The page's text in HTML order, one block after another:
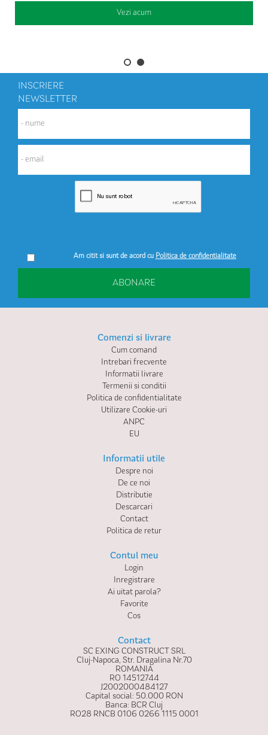
Vezi acum
INSCRIERE
NEWSLETTER
Am citit si sunt de acord cu Politica de confidentialitate
ABONARE
Comenzi si livrare
Cum comand
Intrebari frecvente
Informatii livrare
Termenii si conditii
Politica de confidentialitate
Utilizare Cookie-uri
ANPC
EU
Informatii utile
Despre noi
De ce noi
Distributie
Descarcari
Contact
Politica de retur
Contul meu
Login
Inregistrare
Ai uitat parola?
Favorite
Cos
Contact
SC EXING CONSTRUCT SRL
Cluj-Napoca, Str. Dragalina Nr.70
ROMANIA
RO 14512744
J2002000484127
Capital social: 50.000 RON
Banca: BCR Cluj
RO28 RNCB 0106 0266 1115 0001